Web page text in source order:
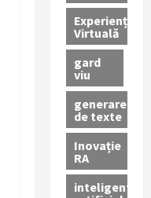
Experiență
Virtuală
gard
viu
generare
de texte
Inovație
RA
inteligenta